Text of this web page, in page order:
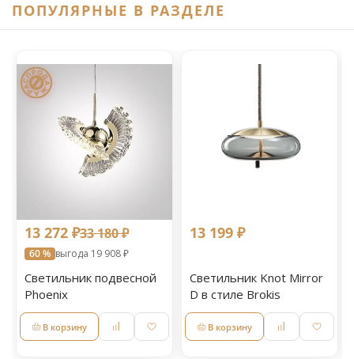
ПОПУЛЯРНЫЕ В РАЗДЕЛЕ
13 272 ₽33 180 ₽
60 % выгода 19 908 ₽
Светильник подвесной
Phoenix
В корзину
13 199 ₽
Светильник Knot Mirror
D в стиле Brokis
В корзину